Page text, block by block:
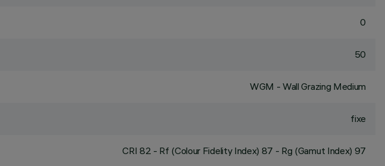
0
50
WGM - Wall Grazing Medium
fixe
CRI 82 - Rf (Colour Fidelity Index) 87 - Rg (Gamut Index) 97